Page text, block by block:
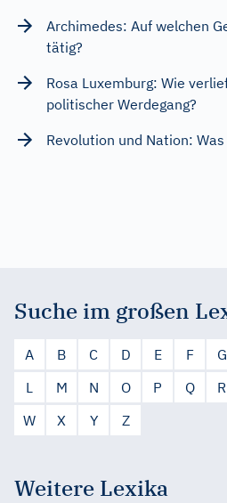
Archimedes: Auf welchen
tätig?
Rosa Luxemburg: Wie
politischer Werdegang?
Revolution und Nation:
Suche im großen
A B C D E F G
L
M N O P Q R
W
X Y Z
Weitere Lexika